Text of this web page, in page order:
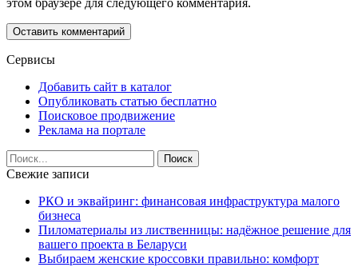
Сервисы
Добавить сайт в каталог
Опубликовать статью бесплатно
Поисковое продвижение
Реклама на портале
Свежие записи
РКО и эквайринг: финансовая инфраструктура малого
бизнеса
Пиломатериалы из лиственницы: надёжное решение для
вашего проекта в Беларуси
Выбираем женские кроссовки правильно: комфорт